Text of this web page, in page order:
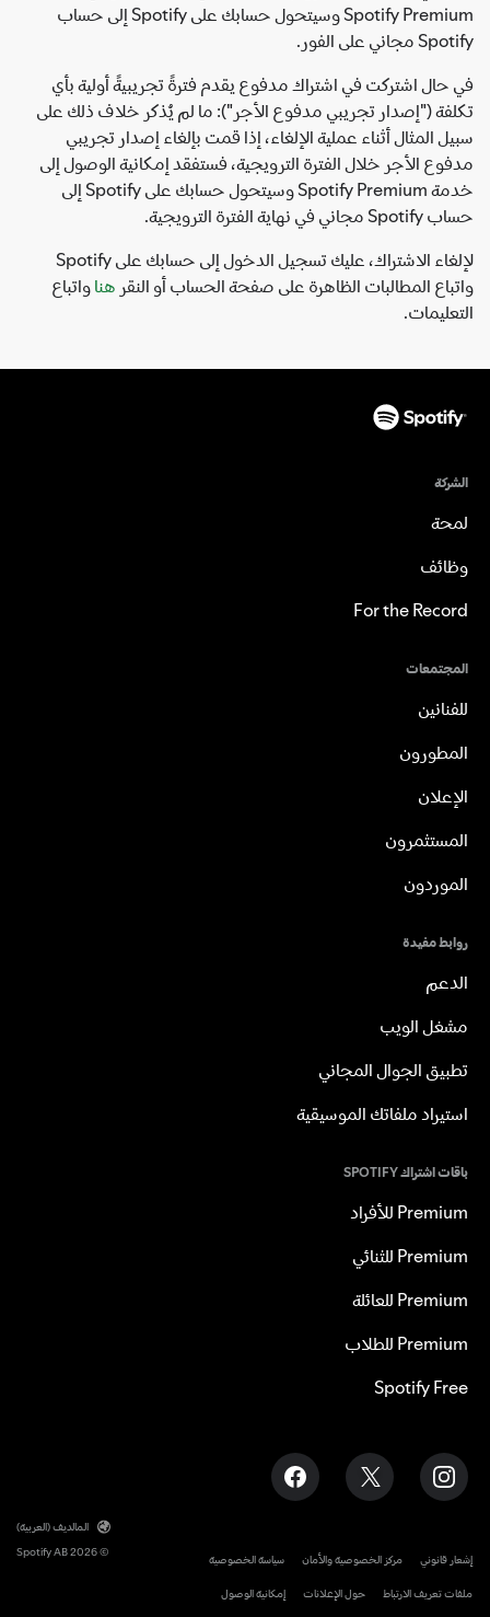
Spotify Premium وسيتحول حسابك على Spotify إلى حساب
Spotify مجاني على الفور.
في حال اشتركت في اشتراك مدفوع يقدم فترةً تجريبيةً أولية بأي
تكلفة ("إصدار تجريبي مدفوع الأجر"): ما لم يُذكر خلاف ذلك على
سبيل المثال أثناء عملية الإلغاء، إذا قمت بإلغاء إصدار تجريبي
مدفوع الأجر خلال الفترة الترويجية، فستفقد إمكانية الوصول إلى
خدمة Spotify Premium وسيتحول حسابك على Spotify إلى
حساب Spotify مجاني في نهاية الفترة الترويجية.
لإلغاء الاشتراك، عليك تسجيل الدخول إلى حسابك على Spotify
واتباع المطالبات الظاهرة على صفحة الحساب أو النقر هناواتباع
التعليمات.
الشركة
لمحة
وظائف
For the Record
المجتمعات
للفنانين
المطورون
الإعلان
المستثمرون
الموردون
روابط مفيدة
الدعم
مشغل الويب
تطبيق الجوال المجاني
استيراد ملفاتك الموسيقية
باقات اشتراك SPOTIFY
Premium للأفراد
Premium للثنائي
Premium للعائلة
Premium للطلاب
Spotify Free
المالديف (العربية)
إشعار قانوني مركز الخصوصية والأمان سياسة الخصوصية
ملفات تعريف الارتباط حول الإعلانات إمكانية الوصول
© 2026 Spotify AB